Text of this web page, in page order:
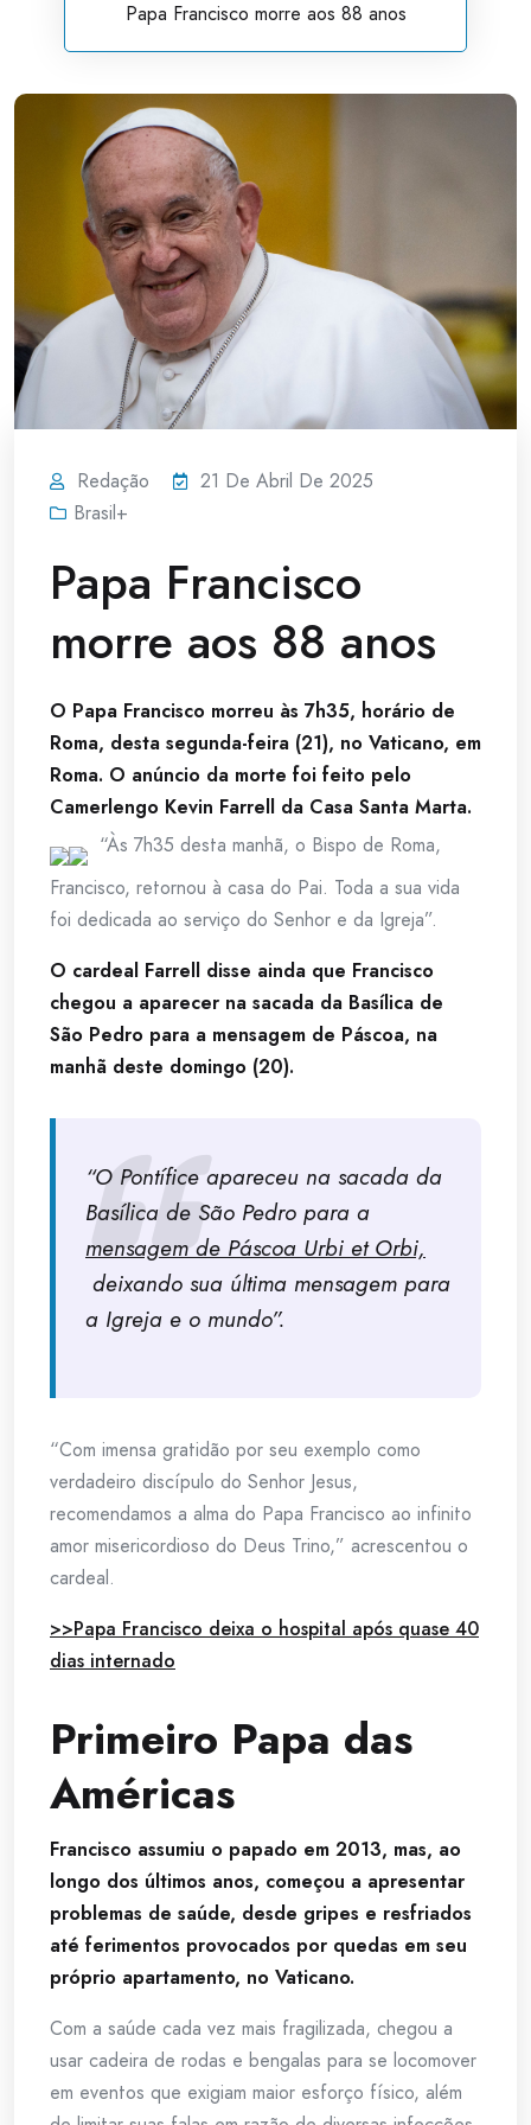
Papa Francisco morre aos 88 anos
Redação
21 De Abril De 2025
Brasil+
Papa Francisco
morre aos 88 anos
O Papa Francisco morreu às 7h35, horário de
Roma, desta segunda-feira (21), no Vaticano, em
Roma. O anúncio da morte foi feito pelo
Camerlengo Kevin Farrell da Casa Santa Marta.
“Às 7h35 desta manhã, o Bispo de Roma,
Francisco, retornou à casa do Pai. Toda a sua vida
foi dedicada ao serviço do Senhor e da Igreja”.
O cardeal Farrell disse ainda que Francisco
chegou a aparecer na sacada da Basílica de
São Pedro para a mensagem de Páscoa, na
manhã deste domingo (20).
“O Pontífice apareceu na sacada da
Basílica de São Pedro para a
mensagem de Páscoa Urbi et Orbi,
deixando sua última mensagem para
a Igreja e o mundo”.
“Com imensa gratidão por seu exemplo como
verdadeiro discípulo do Senhor Jesus,
recomendamos a alma do Papa Francisco ao infinito
amor misericordioso do Deus Trino,” acrescentou o
cardeal.
>>Papa Francisco deixa o hospital após quase 40
dias internado
Primeiro Papa das
Américas
Francisco assumiu o papado em 2013, mas, ao
longo dos últimos anos, começou a apresentar
problemas de saúde, desde gripes e resfriados
até ferimentos provocados por quedas em seu
próprio apartamento, no Vaticano.
Com a saúde cada vez mais fragilizada, chegou a
usar cadeira de rodas e bengalas para se locomover
em eventos que exigiam maior esforço físico, além